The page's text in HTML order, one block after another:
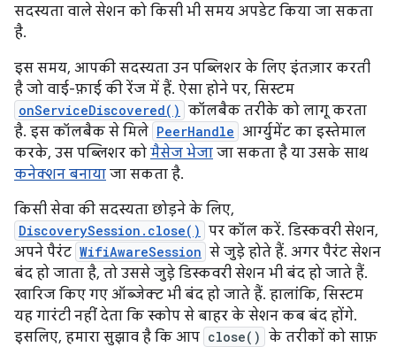
सदस्यता वाले सेशन को किसी भी समय अपडेट किया जा सकता
है.
इस समय, आपकी सदस्यता उन पब्लिशर के लिए इंतज़ार करती
है जो वाई-फ़ाई की रेंज में हैं. ऐसा होने पर, सिस्टम
onServiceDiscovered() कॉलबैक तरीके को लागू करता
है. इस कॉलबैक से मिले PeerHandle आर्ग्युमेंट का इस्तेमाल
करके, उस पब्लिशर को मैसेज भेजा जा सकता है या उसके साथ
कनेक्शन बनाया जा सकता है.
किसी सेवा की सदस्यता छोड़ने के लिए,
DiscoverySession.close() पर कॉल करें. डिस्कवरी सेशन,
अपने पैरंट WifiAwareSession से जुड़े होते हैं. अगर पैरंट सेशन
बंद हो जाता है, तो उससे जुड़े डिस्कवरी सेशन भी बंद हो जाते हैं.
खारिज किए गए ऑब्जेक्ट भी बंद हो जाते हैं. हालांकि, सिस्टम
यह गारंटी नहीं देता कि स्कोप से बाहर के सेशन कब बंद होंगे.
इसलिए, हमारा सुझाव है कि आप close() के तरीकों को साफ़